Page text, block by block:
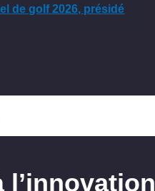
de golf 2026, présidé